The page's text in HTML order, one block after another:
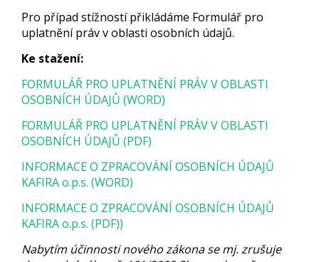
Pro případ stížností přikládáme Formulář pro
uplatnění práv v oblasti osobních údajů.
Ke stažení:
FORMULÁŘ PRO UPLATNĚNÍ PRÁV V OBLASTI
OSOBNÍCH ÚDAJŮ (WORD)
FORMULÁŘ PRO UPLATNĚNÍ PRÁV V OBLASTI
OSOBNÍCH ÚDAJŮ (PDF)
INFORMACE O ZPRACOVÁNÍ OSOBNÍCH ÚDAJŮ
KAFIRA o.p.s. (WORD)
INFORMACE O ZPRACOVÁNÍ OSOBNÍCH ÚDAJŮ
KAFIRA o.p.s. (PDF))
Nabytím účinnosti nového zákona se mj. zrušuje